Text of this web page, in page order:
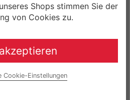
3.099,00 € *
0% Finanzierung möglich
ab 51,65 € / Monat
Shops stimmen Sie der
von Cookies zu.
Cookie-Einstellungen